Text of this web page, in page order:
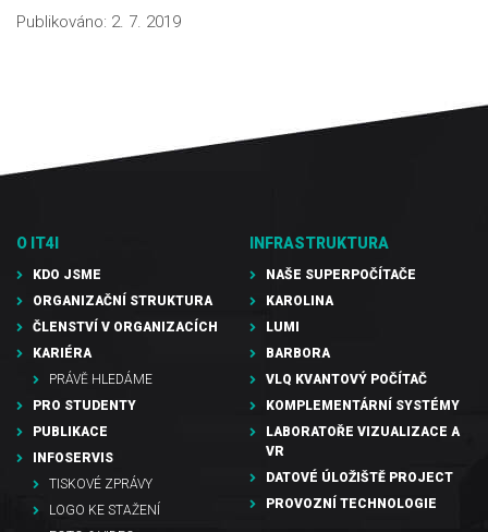
Publikováno: 2. 7. 2019
O IT4I
KDO JSME
ORGANIZAČNÍ STRUKTURA
ČLENSTVÍ V ORGANIZACÍCH
KARIÉRA
PRÁVĚ HLEDÁME
PRO STUDENTY
PUBLIKACE
INFOSERVIS
TISKOVÉ ZPRÁVY
LOGO KE STAŽENÍ
INFRASTRUKTURA
NAŠE SUPERPOČÍTAČE
KAROLINA
LUMI
BARBORA
VLQ KVANTOVÝ POČÍTAČ
KOMPLEMENTÁRNÍ SYSTÉMY
LABORATOŘE VIZUALIZACE A
VR
DATOVÉ ÚLOŽIŠTĚ PROJECT
PROVOZNÍ TECHNOLOGIE